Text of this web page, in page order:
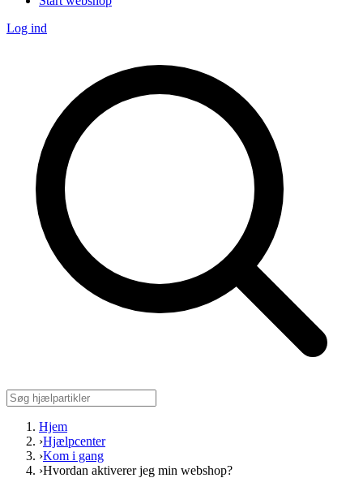
Log ind
Hjem
›Hjælpcenter
›Kom i gang
›Hvordan aktiverer jeg min webshop?